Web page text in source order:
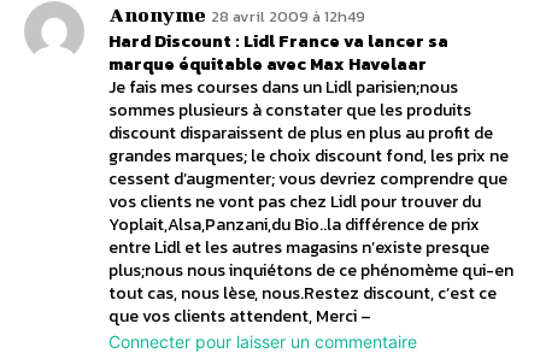
Anonyme 28 avril 2009 à 12h49
Hard Discount : Lidl France va lancer sa
marque équitable avec Max Havelaar
Je fais mes courses dans un Lidl parisien;nous
sommes plusieurs à constater que les produits
discount disparaissent de plus en plus au profit de
grandes marques; le choix discount fond, les prix ne
cessent d’augmenter; vous devriez comprendre que
vos clients ne vont pas chez Lidl pour trouver du
Yoplait,Alsa,Panzani,du Bio..la différence de prix
entre Lidl et les autres magasins n’existe presque
plus;nous nous inquiétons de ce phénomème qui-en
tout cas, nous lèse, nous.Restez discount, c’est ce
que vos clients attendent, Merci –
Connecter pour laisser un commentaire